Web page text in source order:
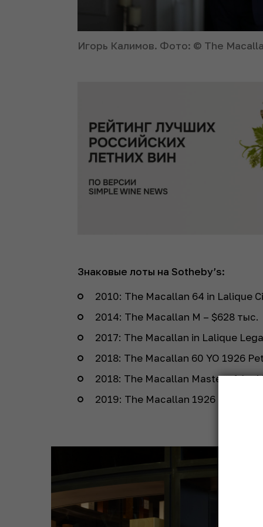
Игорь Калимов. Фото: © The
Знаковые лоты на Sotheby’s:
2010: The Macallan 64 in Lalique
2014: The Macallan М – $628 тыс.
2017: The Macallan in Lalique
2018: The Macallan 60 YO 1926
2018: The Macallan Master of Art
2019: The Macallan 1926